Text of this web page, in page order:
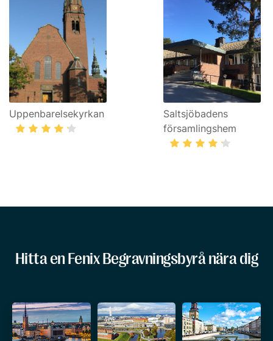
Uppenbarelsekyrkan
Saltsjöbadens
församlingshem
Hitta en Fenix Begravningsbyrå nära dig